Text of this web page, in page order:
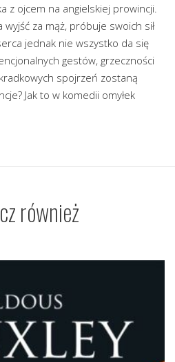
z ojcem na angielskiej prowincji.
za mąż, próbuje swoich sił
jednak nie wszystko da się
gestów, grzeczności
spojrzeń zostaną
Jak to w komedii omyłek
również